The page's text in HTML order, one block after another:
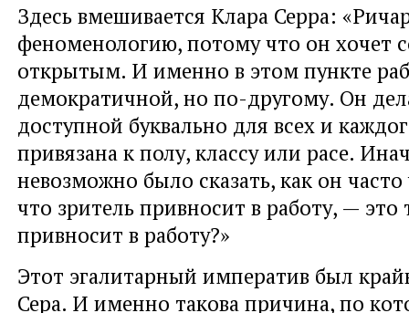
Здесь вмешивается Клара Серра:
феноменологию, потому что он хочет
открытым. И именно в этом пункте
демократичной, но по-другому. Он
доступной буквально для всех и
привязана к полу, классу или расе.
невозможно было сказать, как он
что зритель привносит в работу, — это
привносит в работу?»
Этот эгалитарный императив был
Сера. И именно такова причина, по